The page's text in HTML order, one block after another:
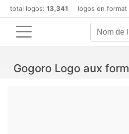
total logos: 13,341 logos en format
Gogoro Logo aux